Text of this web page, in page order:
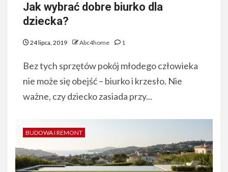
Jak wybrać dobre biurko dla
dziecka?
24 lipca, 2019 Abc4home 1
Bez tych sprzętów pokój młodego człowieka
nie może się obejść – biurko i krzesło. Nie
ważne, czy dziecko zasiada przy...
BUDOWA I REMONT